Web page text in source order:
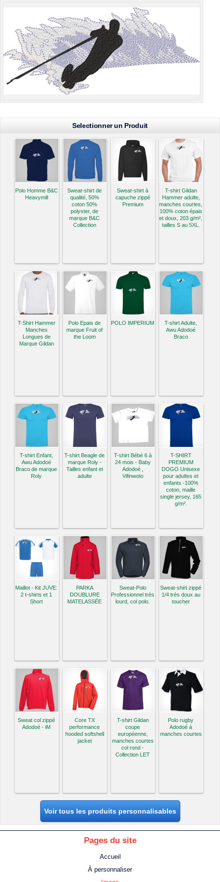
Selectionner un Produit
Polo Homme B&C
Heavymill
Sweat-shirt de
qualité, 50%
coton 50%
polyster, de
marque B&C
Collection
Sweat-shirt à
capuche zippé
Premium
T-shirt Gildan
Hammer adulte,
manches courtes,
100% coton épais
et doux, 203 g/m²,
tailles S au 5XL.
T-Shirt Hammer
Manches
Longues de
Marque Gildan
Polo Epais de
marque Fruit of
the Loom
POLO IMPERIUM
T-shirt Adulte,
Awu Adodoé
Braco
T-shirt Enfant,
Awu Adodoé
Braco de marque
Roly
T-shirt Beagle de
marque Roly -
Tailles enfant et
adulte
T-shirt Bébé 6 à
24 mois - Baby
Adodoé ,
Vifinwoto
T-SHIRT
PREMIUM
DOGO Unisexe
pour adultes et
enfants -100%
coton, maille
single jersey, 165
g/m².
Maillot - Kit JUVE:
2 t-shirts et 1
Short
PARKA
DOUBLURE
MATELASSÉE
Sweat-Polo
Professionnel très
lourd, col polo.
Sweat-shirt zippé
1/4 très doux au
toucher
Sweat col zippé
Adodoé - iM
Core TX
performance
hooded softshell
jacket
T-shirt Gildan
coupe
européenne,
manches courtes
col rond -
Collection LET
Polo rugby
Adodoé à
manches courtes
Voir tous les produits personnalisables
Pages du site
Accueil
À personnaliser